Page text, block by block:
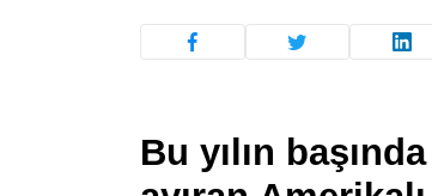
Bu yılın